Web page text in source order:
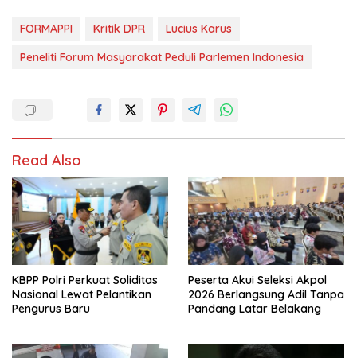
FORMAPPI Kritik DPR
Lucius Karus
Peneliti Forum Masyarakat Peduli Parlemen Indonesia
Read Also
KBPP Polri Perkuat Soliditas
Nasional Lewat Pelantikan
Pengurus Baru
Peserta Akui Seleksi Akpol
2026 Berlangsung Adil Tanpa
Pandang Latar Belakang